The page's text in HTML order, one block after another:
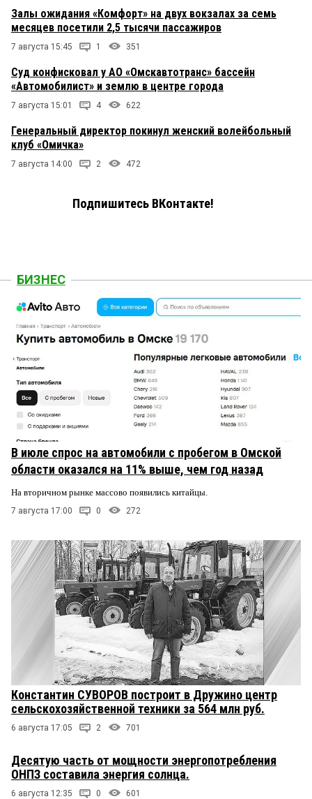
Залы ожидания «Комфорт» на двух вокзалах за семь
месяцев посетили 2,5 тысячи пассажиров
7 августа 15:45 1 351
Суд конфисковал у АО «Омскавтотранс» бассейн
«Автомобилист» и землю в центре города
7 августа 15:01 4 622
Генеральный директор покинул женский волейбольный
клуб «Омичка»
7 августа 14:00 2 472
Подпишитесь ВКонтакте!
БИЗНЕС
В июле спрос на автомобили с пробегом в Омской
области оказался на 11% выше, чем год назад
На вторичном рынке массово появились китайцы.
7 августа 17:00 0 272
Константин СУВОРОВ построит в Дружино центр
сельскохозяйственной техники за 564 млн руб.
6 августа 17:05 2 701
Десятую часть от мощности энергопотребления
ОНПЗ составила энергия солнца.
6 августа 12:35 0 601